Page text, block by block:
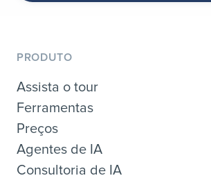
PRODUTO
Assista o tour
Ferramentas
Preços
Agentes de IA
Consultoria de IA